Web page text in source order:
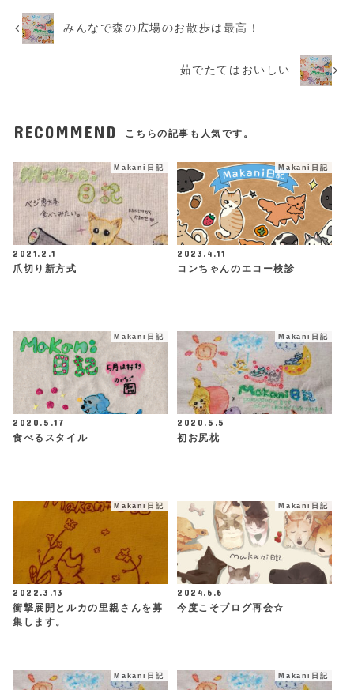
みんなで森の広場のお散歩は最高！
茹でたてはおいしい
RECOMMEND こちらの記事も人気です。
Makani日記
2021.2.1
爪切り新方式
Makani日記
2023.4.11
コンちゃんのエコー検診
Makani日記
2020.5.17
食べるスタイル
Makani日記
2020.5.5
初お尻枕
Makani日記
2022.3.13
衝撃展開とルカの里親さんを募
集します。
Makani日記
2024.6.6
今度こそブログ再会☆
Makani日記 Makani日記